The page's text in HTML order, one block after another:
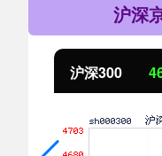
沪深
北证50